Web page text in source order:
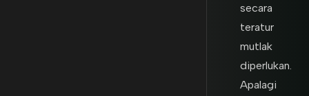
secara
teratur
mutlak
diperlukan.
Apalagi